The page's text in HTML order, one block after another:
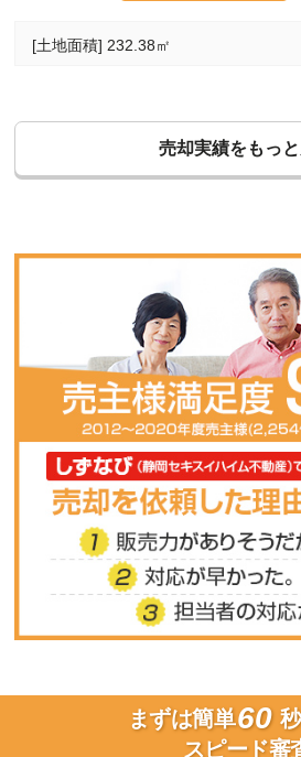
[土地面積] 232.38㎡
売却実績をもっ
まずは簡単60
スピード審